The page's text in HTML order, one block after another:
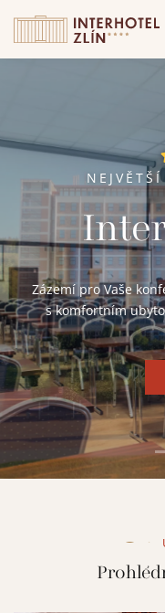
Zázemí pro Vaše
s komfortním